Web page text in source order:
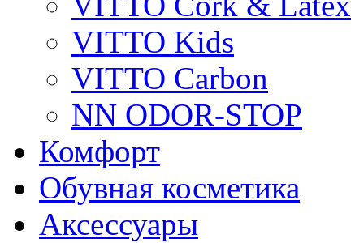
VITTO Kids
VITTO Carbon
NN ODOR-STOP
Комфорт
Обувная косметика
Аксессуары